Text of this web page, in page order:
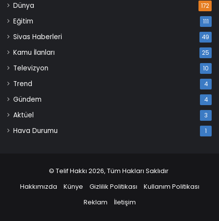
Dünya 172
Eğitim 111
Sivas Haberleri 49
Kamu İlanları 25
Televizyon 10
Trend 4
Gündem 4
Aktüel 3
Hava Durumu 1
© Telif Hakkı 2026, Tüm Hakları Saklıdır
Hakkımızda
Künye Gizlilik Politikası
Kullanım Politikası
Reklam
İletişim